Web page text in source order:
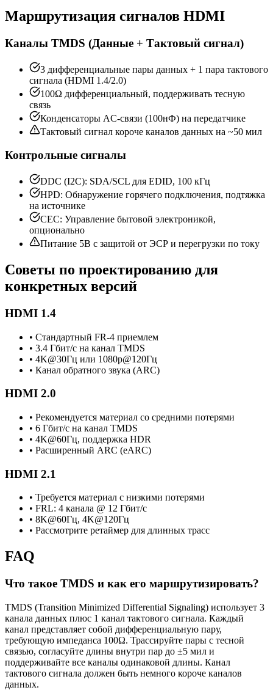
Маршрутизация сигналов HDMI
Каналы TMDS (Данные + Тактовый сигнал)
3 дифференциальные пары данных + 1 пара тактового
сигнала (HDMI 1.4/2.0)
100Ω дифференциальный, поддерживать тесную
связь
Конденсаторы AC-связи (100нФ) на передатчике
Тактовый сигнал короче каналов данных на ~50 мил
Контрольные сигналы
DDC (I2C): SDA/SCL для EDID, 100 кГц
HPD: Обнаружение горячего подключения, подтяжка
на источнике
CEC: Управление бытовой электроникой,
опционально
Питание 5В с защитой от ЭСР и перегрузки по току
Советы по проектированию для
конкретных версий
HDMI 1.4
• Стандартный FR-4 приемлем
• 3.4 Гбит/с на канал TMDS
• 4K@30Гц или 1080p@120Гц
• Канал обратного звука (ARC)
HDMI 2.0
• Рекомендуется материал со средними потерями
• 6 Гбит/с на канал TMDS
• 4K@60Гц, поддержка HDR
• Расширенный ARC (eARC)
HDMI 2.1
• Требуется материал с низкими потерями
• FRL: 4 канала @ 12 Гбит/с
• 8K@60Гц, 4K@120Гц
• Рассмотрите ретаймер для длинных трасс
FAQ
Что такое TMDS и как его маршрутизировать?
TMDS (Transition Minimized Differential Signaling) использует 3
канала данных плюс 1 канал тактового сигнала. Каждый
канал представляет собой дифференциальную пару,
требующую импеданса 100Ω. Трассируйте пары с тесной
связью, согласуйте длины внутри пар до ±5 мил и
поддерживайте все каналы одинаковой длины. Канал
тактового сигнала должен быть немного короче каналов
данных.